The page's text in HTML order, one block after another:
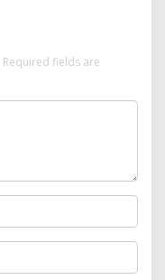
Required fields are